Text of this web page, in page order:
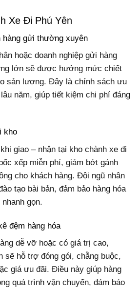
Xe Đi Phú Yên
hàng gửi thường xuyên
hoặc doanh nghiệp gửi hàng
lớn sẽ được hưởng mức chiết
sản lượng. Đây là chính sách ưu
năm, giúp tiết kiệm chi phí đáng
kho
giao – nhận tại kho chành xe đi
xếp miễn phí, giảm bớt gánh
cho khách hàng. Đội ngũ nhân
tạo bài bản, đảm bảo hàng hóa
gọn.
đệm hàng hóa
dễ vỡ hoặc có giá trị cao,
sẽ hỗ trợ đóng gói, chằng buộc,
giá ưu đãi. Điều này giúp hàng
quá trình vận chuyển, đảm bảo